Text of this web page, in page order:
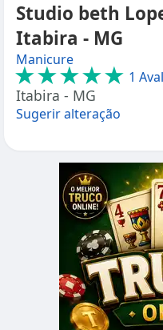
Studio beth
Itabira - MG
Manicure
★★★★★ 1
Itabira - MG
Sugerir alteração